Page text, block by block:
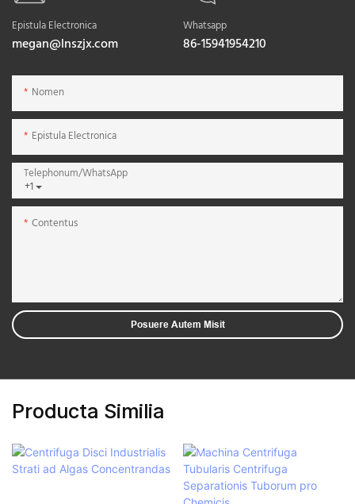
Epistula Electronica
megan@lnszjx.com
Whatsapp
86-15941954210
Nomen
Epistula Electronica
+1
Telephonum/WhatsApp
Contentus
Posuere Autem Misit
Producta Similia